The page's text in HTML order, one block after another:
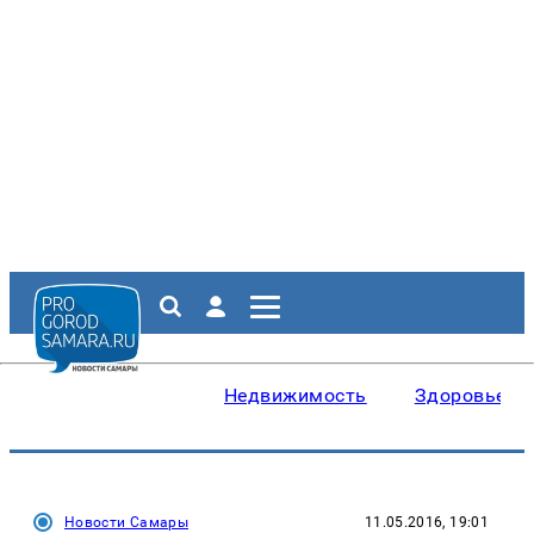
Недвижимость Здоровье
Новости Самары 11.05.2016, 19:01